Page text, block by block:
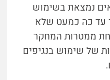
נמצאת בשימוש
עד כה כמעט שלא
ממטרות המחקר
של שימוש בנגיפים